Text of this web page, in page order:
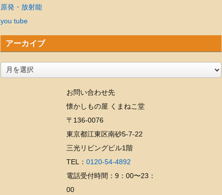
原発・放射能
you tube
アーカイブ
お問い合わせ先
懐かしもの屋 くまねこ堂
〒136-0076
東京都江東区南砂5-7-22
三光リビングビル1階
TEL： 0120-54-4892
電話受付時間：9：00〜23：
00